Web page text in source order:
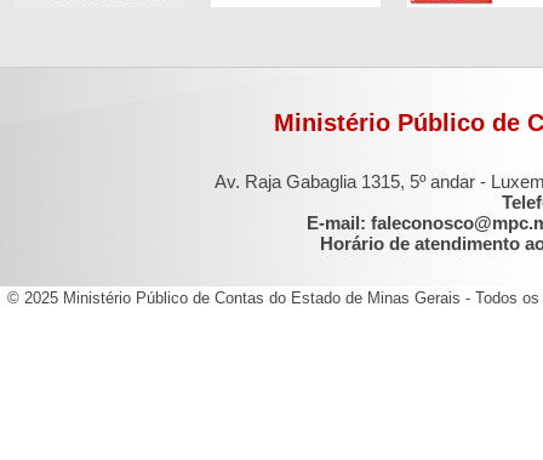
Ministério Público de
Av. Raja Gabaglia 1315, 5º andar -
E-mail:
Horário de atendimento
© 2025 Ministério Público de Contas do Estado de Minas Gerais - Todos